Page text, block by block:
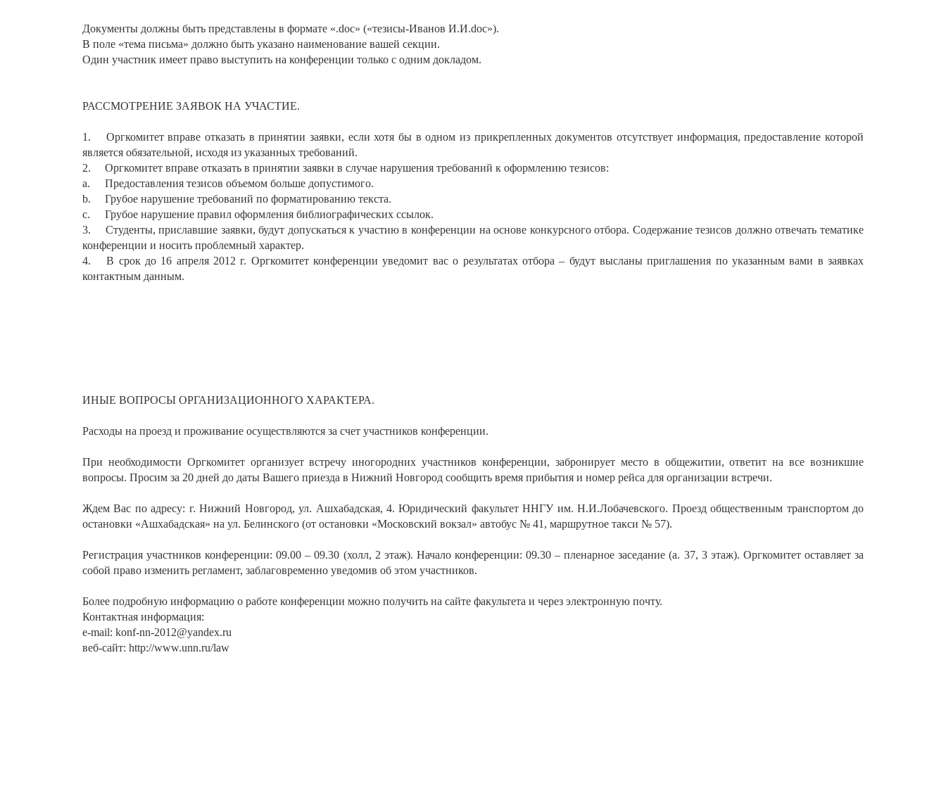
Документы должны быть представлены в формате «.doc» («тезисы-Иванов И.И.doc»).
В поле «тема письма» должно быть указано наименование вашей секции.
Один участник имеет право выступить на конференции только с одним докладом.
РАССМОТРЕНИЕ ЗАЯВОК НА УЧАСТИЕ.
1.
Оргкомитет вправе отказать в принятии заявки, если хотя бы в одном из прикрепленных документов отсутствует информация, предоставление которой
является обязательной, исходя из указанных требований.
2.
Оргкомитет вправе отказать в принятии заявки в случае нарушения требований к оформлению тезисов:
a.
Предоставления тезисов объемом больше допустимого.
b.
Грубое нарушение требований по форматированию текста.
c.
Грубое нарушение правил оформления библиографических ссылок.
3.
Студенты, приславшие заявки, будут допускаться к участию в конференции на основе конкурсного отбора. Содержание тезисов должно отвечать тематике
конференции и носить проблемный характер.
4.
В срок до 16 апреля 2012 г. Оргкомитет конференции уведомит вас о результатах отбора – будут высланы приглашения по указанным вами в заявках
контактным данным.
ИНЫЕ ВОПРОСЫ ОРГАНИЗАЦИОННОГО ХАРАКТЕРА.
Расходы на проезд и проживание осуществляются за счет участников конференции.
При необходимости Оргкомитет организует встречу иногородних участников конференции, забронирует место в общежитии, ответит на все возникшие
вопросы. Просим за 20 дней до даты Вашего приезда в Нижний Новгород сообщить время прибытия и номер рейса для организации встречи.
Ждем Вас по адресу: г. Нижний Новгород, ул. Ашхабадская, 4. Юридический факультет ННГУ им. Н.И.Лобачевского. Проезд общественным транспортом до
остановки «Ашхабадская» на ул. Белинского (от остановки «Московский вокзал» автобус № 41, маршрутное такси № 57).
Регистрация участников конференции: 09.00 – 09.30 (холл, 2 этаж). Начало конференции: 09.30 – пленарное заседание (а. 37, 3 этаж). Оргкомитет оставляет за
собой право изменить регламент, заблаговременно уведомив об этом участников.
Более подробную информацию о работе конференции можно получить на сайте факультета и через электронную почту.
Контактная информация:
e-mail: konf-nn-2012@yandex.ru
веб-сайт: http://www.unn.ru/law